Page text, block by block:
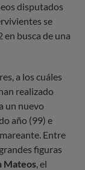
disputados
se
en busca de una
a los cuáles
realizado
un nuevo
año (99) e
Entre
figuras
Mateos, el